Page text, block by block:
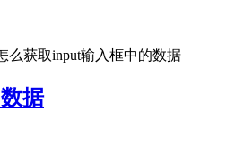
么获取input输入框中的数据
据